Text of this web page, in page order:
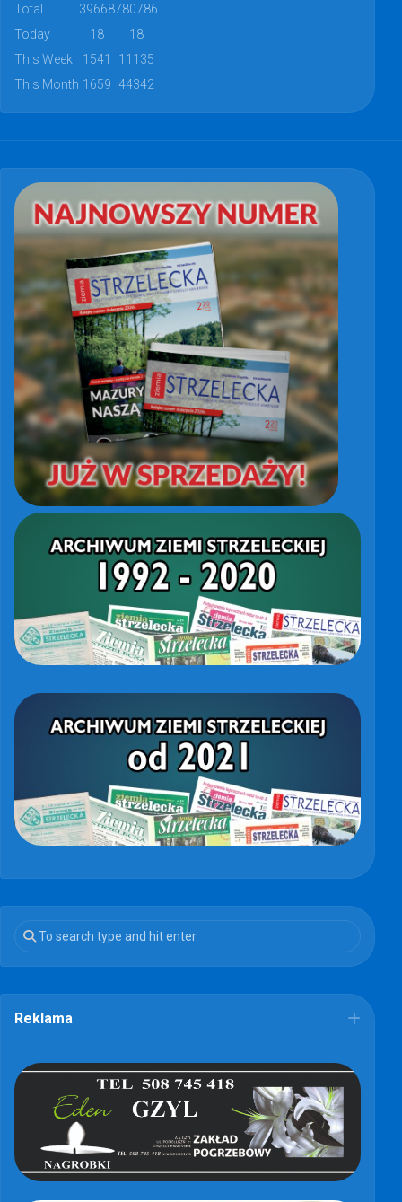
Total 39668780786
Today
18
18
This Week
1541
11135
This Month 1659 44342
Reklama